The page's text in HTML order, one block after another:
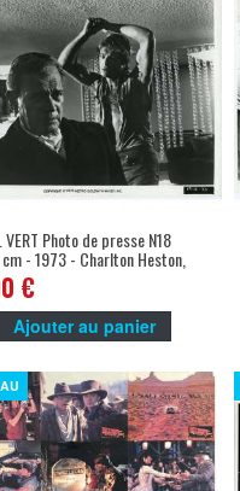
VERT Photo de presse N18
- 1973 - Charlton Heston,
Fleischer
€
Ajouter au panier